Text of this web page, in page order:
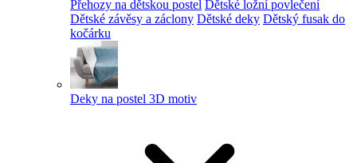
Přehozy na dětskou postel Dětské ložní povlečení
Dětské závěsy a záclony Dětské deky Dětský fusak do
kočárku
Deky na postel 3D motiv